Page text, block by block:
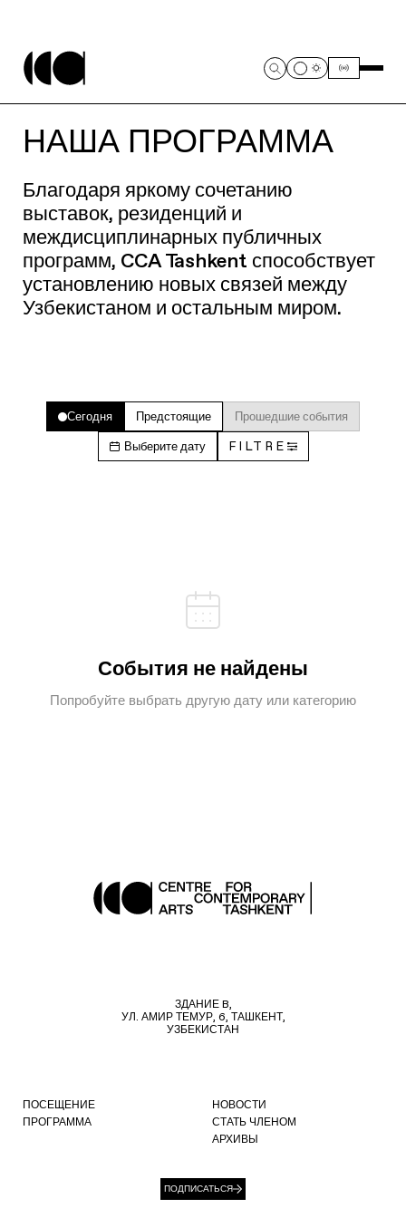
НАША ПРОГРАММА
Благодаря яркому сочетанию
выставок, резиденций и
междисциплинарных публичных
программ, CCA Tashkent способствует
установлению новых связей между
Узбекистаном и остальным миром.
Сегодня Предстоящие Прошедшие события
Выберите дату FILTRE
События не найдены
Попробуйте выбрать другую дату или категорию
ЗДАНИЕ B,
УЛ. АМИР ТЕМУР, 6, ТАШКЕНТ,
УЗБЕКИСТАН
ПОСЕЩЕНИЕ
ПРОГРАММА
НОВОСТИ
СТАТЬ ЧЛЕНОМ
АРХИВЫ
ПОДПИСАТЬСЯ